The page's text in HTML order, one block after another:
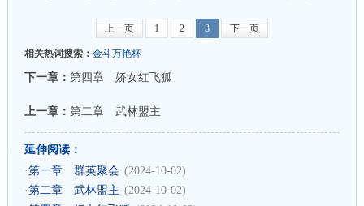
上一页 1 2 3 下一页
相关热词搜索： 金斗万艳杯
下一章： 第四章 娇女红飞狐
上一章： 第二章 武林盟主
延伸阅读：
·第一章 群英聚会 (2024-10-02)
·第二章 武林盟主 (2024-10-02)